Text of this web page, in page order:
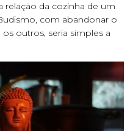
relação da cozinha de um
com abandonar o
outros, seria simples a